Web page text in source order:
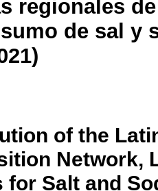
regionales
de sal y
of the
Network,
for Salt and